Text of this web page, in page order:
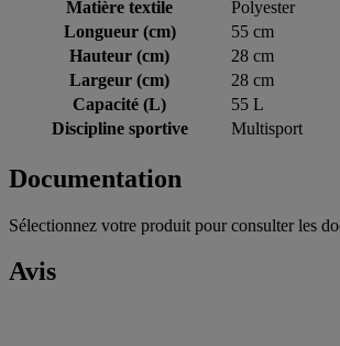
Matière textile
Polyester
Longueur (cm)
55 cm
Hauteur (cm)
28 cm
Largeur (cm)
28 cm
Capacité (L)
55 L
Discipline sportive
Multisport
Documentation
Sélectionnez votre produit pour consulter les
Avis